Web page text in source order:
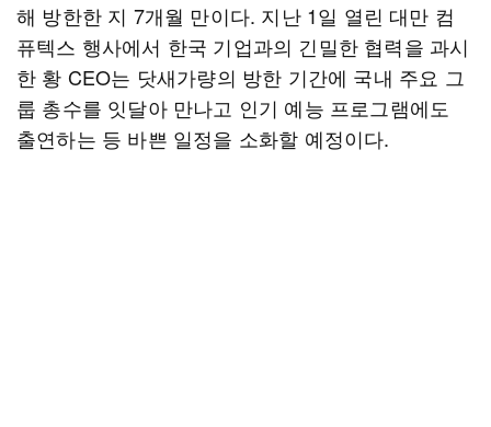
해 방한한 지 7개월 만이다. 지난 1일 열린 대만 컴
퓨텍스 행사에서 한국 기업과의 긴밀한 협력을 과시
한 황 CEO는 닷새가량의 방한 기간에 국내 주요 그
룹 총수를 잇달아 만나고 인기 예능 프로그램에도
출연하는 등 바쁜 일정을 소화할 예정이다.